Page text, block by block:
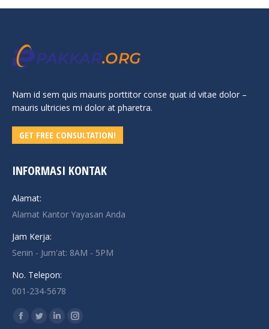
Nam id sem quis mauris porttitor conse quat id vitae dolor –
mauris ultricies mi dolor at pharetra.
GET FREE CONSULTATION!
INFORMASI KONTAK
Alamat:
Alamat Kantor Yayasan Anda
Jam Kerja:
Senin - Jum'at: 8AM - 5PM
No. Telepon:
001-234-5678
Find us on:
Facebook
TwitterLinkedinInstagram